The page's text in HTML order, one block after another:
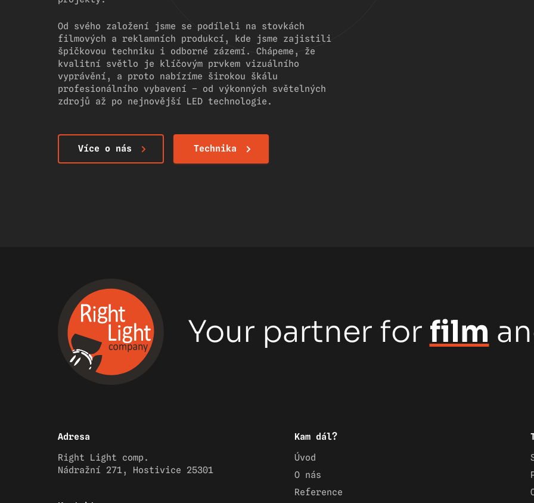
Od svého založení jsme se podíleli na stovkách
filmových a reklamních produkcí, kde jsme zajistili
špičkovou techniku i odborné zázemí. Chápeme, že
kvalitní světlo je klíčovým prvkem vizuálního
vyprávění, a proto nabízíme širokou škálu
profesionálního vybavení – od výkonných světelných
zdrojů až po nejnovější LED technologie.
Více o nás Technika
Your partner for film
Adresa
Right Light comp.
Nádražní 271, Hostivice 25301
Kam dál?
Úvod
O nás
Reference